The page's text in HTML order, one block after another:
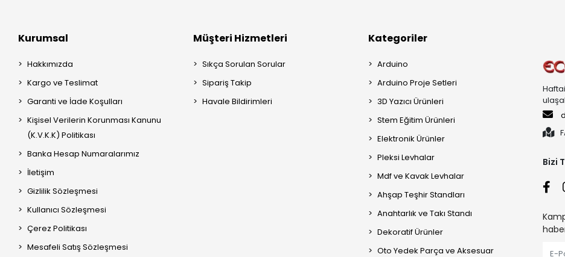
Kurumsal
Hakkımızda
Kargo ve Teslimat
Garanti ve İade Koşulları
Kişisel Verilerin Korunması Kanunu
(K.V.K.K) Politikası
Banka Hesap Numaralarımız
İletişim
Gizlilik Sözleşmesi
Kullanıcı Sözleşmesi
Çerez Politikası
Mesafeli Satış Sözleşmesi
Müşteri Hizmetleri
Sıkça Sorulan Sorular
Sipariş Takip
Havale Bildirimleri
Kategoriler
Arduino
Arduino Proje Setleri
3D Yazıcı Ürünleri
Stem Eğitim Ürünleri
Elektronik Ürünler
Pleksi Levhalar
Mdf ve Kavak Levhalar
Ahşap Teşhir Standları
Anahtarlık ve Takı Standı
Dekoratif Ürünler
Oto Yedek Parça ve Aksesuar
Bizi